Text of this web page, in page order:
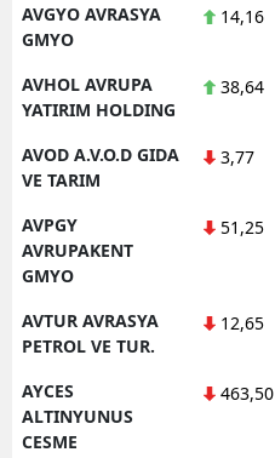
AVGYO AVRASYA
GMYO
14,16
AVHOL AVRUPA
YATIRIM HOLDING
38,64
AVOD A.V.O.D GIDA
VE TARIM
3,77
AVPGY
AVRUPAKENT
GMYO
51,25
AVTUR AVRASYA
PETROL VE TUR.
12,65
AYCES
ALTINYUNUS
CESME
463,50